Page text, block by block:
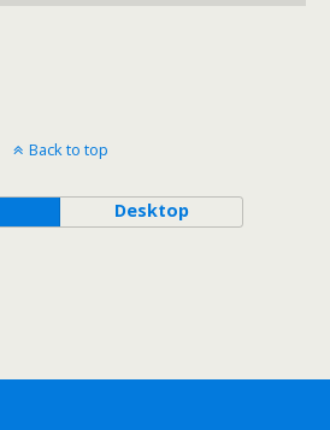
Back to top
Desktop